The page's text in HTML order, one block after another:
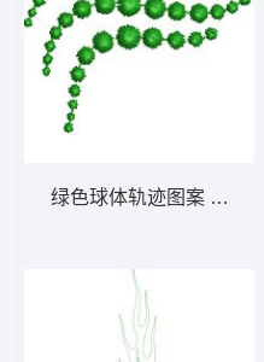
绿色球体轨迹图案 免费